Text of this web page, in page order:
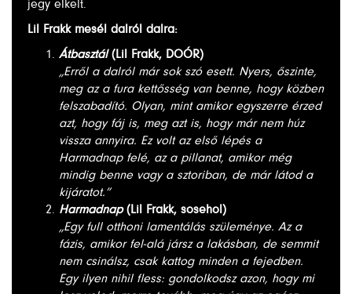
jegy elkelt.
Lil Frakk mesél dalról dalra:
Átbasztál(Lil Frakk, DOÓR)
„Erről a dalról már sok szó esett. Nyers, őszinte,
meg az a fura kettősség van benne, hogy közben
felszabadító. Olyan, mint amikor egyszerre érzed
azt, hogy fáj is, meg azt is, hogy már nem húz
vissza annyira. Ez volt az első lépés a
Harmadnap felé, az a pillanat, amikor még
mindig benne vagy a sztoriban, de már látod a
kijáratot.”
Harmadnap(Lil Frakk, sosehol)
„Egy full otthoni lamentálás szüleménye. Az a
fázis, amikor fel-alá jársz a lakásban, de semmit
nem csinálsz, csak kattog minden a fejedben.
Egy ilyen nihil fless: gondolkodsz azon, hogy mi